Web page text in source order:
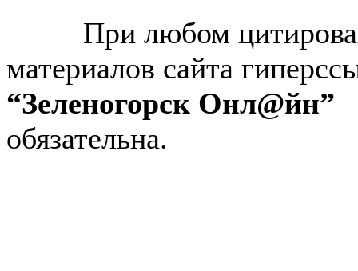
При любом
материалов сайта
“Зеленогорск Онл@йн”
обязательна.